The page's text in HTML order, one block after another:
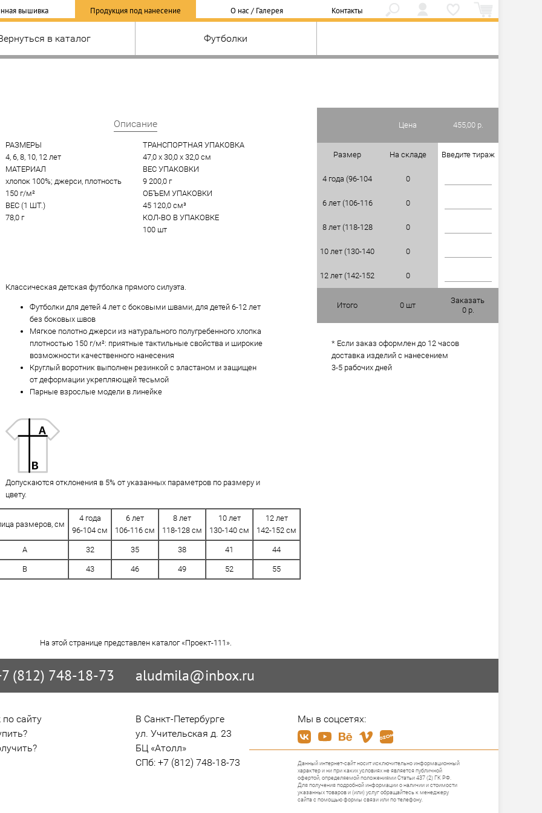
вышивка Продукция под нанесение О нас / Галерея Контакты
в каталог Футболки
Цена 455,00 р.
Размер На складе Введите тираж
4 года (96-104
см)
0
6 лет (106-116
см)
0
8 лет (118-128
см)
0
10 лет (130-140
см)
0
12 лет (142-152 0
Итого 0 шт
Заказать
0 р.
* Если заказ оформлен до 12 часов
доставка изделий с нанесением
3-5 рабочих дней
Описание
РАЗМЕРЫ
4, 6, 8, 10, 12 лет
МАТЕРИАЛ
хлопок 100%; джерси, плотность
150 г/м²
ВЕС (1 ШТ.)
78,0 г
ТРАНСПОРТНАЯ УПАКОВКА
47,0 x 30,0 x 32,0 см
ВЕС УПАКОВКИ
9 200,0 г
ОБЪЕМ УПАКОВКИ
45 120,0 см³
КОЛ-ВО В УПАКОВКЕ
100 шт
Классическая детская футболка прямого силуэта.
Футболки для детей 4 лет с боковыми швами, для детей 6-12 лет
без боковых швов
Мягкое полотно джерси из натурального полугребенного хлопка
плотностью 150 г/м²: приятные тактильные свойства и широкие
возможности качественного нанесения
Круглый воротник выполнен резинкой с эластаном и защищен
от деформации укрепляющей тесьмой
Парные взрослые модели в линейке
Допускаются отклонения в 5% от указанных параметров по размеру и
цвету.
размеров, см
4 года
96-104 см
6 лет
106-116 см
8 лет
118-128 см
10 лет
130-140 см
12 лет
142-152 см
A 32 35 38 41 44
B 43 46 49 52 55
На этой странице представлен каталог «Проект-111».
(812) 748-18-73 aludmila@inbox.ru
сайту
В Санкт-Петербурге
ул. Учительская д. 23
БЦ «Атолл»
СПб: +7 (812) 748-18-73
Мы в соцсетях:
Данный интернет-сайт носит исключительно информационный
характер и ни при каких условиях не является публичной
офертой, определяемой положениями Статьи 437 (2) ГК РФ.
Для получения подробной информации о наличии и стоимости
указанных товаров и (или) услуг обращайтесь к менеджеру
сайта с помощью формы связи или по телефону.